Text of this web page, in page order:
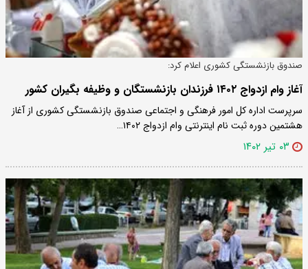
صندوق بازنشستگی کشوری اعلام کرد:
آغاز وام ازدواج ۱۴۰۲ فرزندان بازنشستگان و وظیفه بگیران کشور
سرپرست اداره کل امور فرهنگی و اجتماعی صندوق بازنشستگی کشوری از آغاز
هشتمین دوره ثبت نام اینترنتی وام ازدواج ۱۴۰۲…
۰۳ تیر ۱۴۰۲